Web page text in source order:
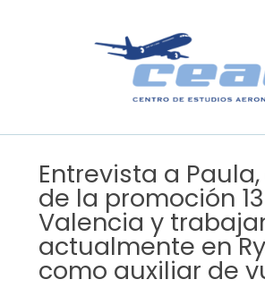
Entrevista a
de la promoción
Valencia y
actualmente en
como auxiliar de